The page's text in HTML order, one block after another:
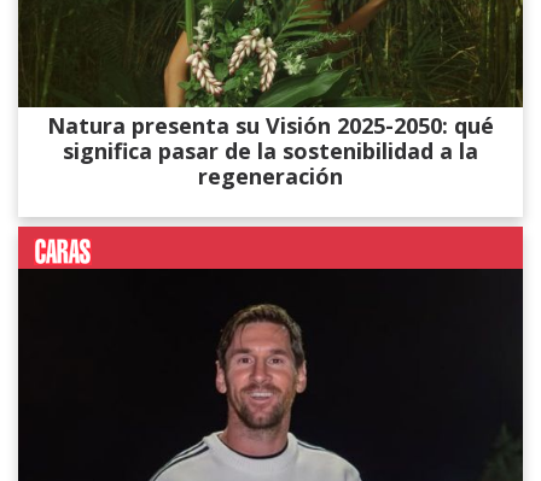
Natura presenta su Visión 2025-2050: qué
significa pasar de la sostenibilidad a la
regeneración